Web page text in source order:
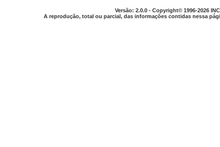
Versão: 2.0.0 - Copyright© 1996-2026
A reprodução, total ou parcial, das informações contidas nessa